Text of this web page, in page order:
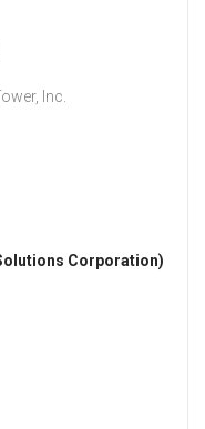
Inc.
Corporation)